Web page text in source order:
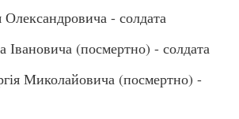
- солдата
(посмертно) - солдата
Миколайовича (посмертно) -